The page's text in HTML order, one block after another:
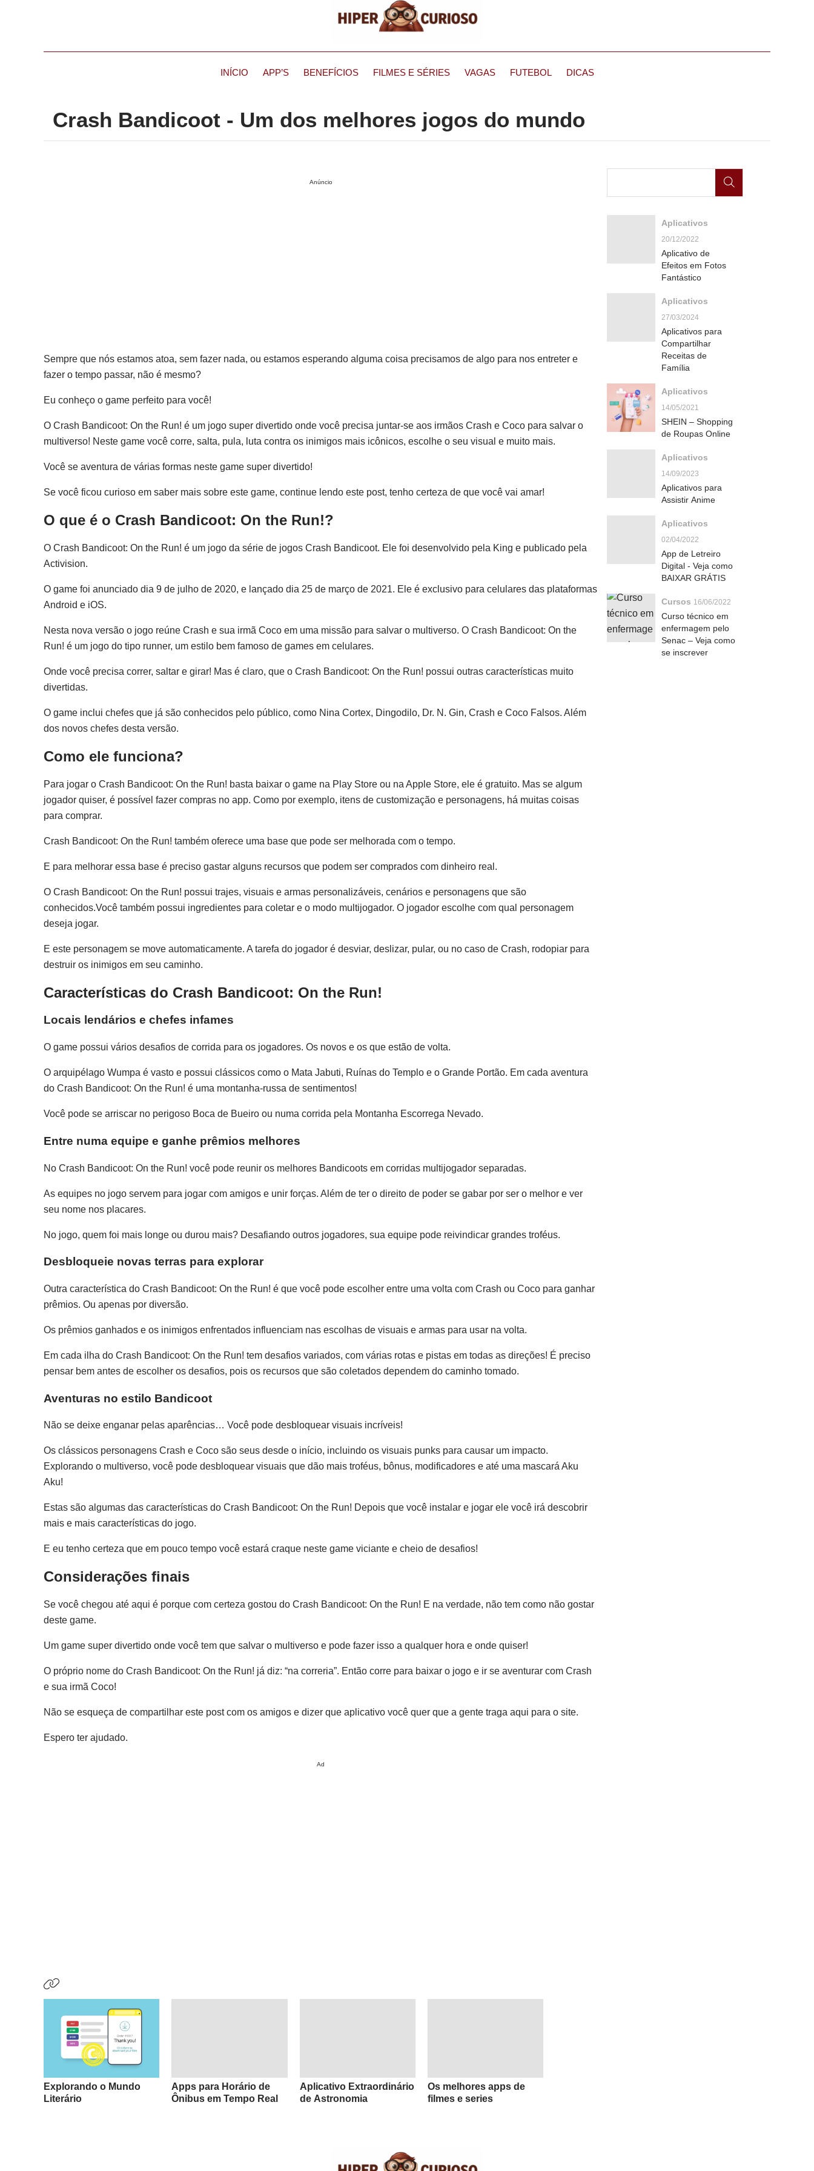
INÍCIO APP’S BENEFÍCIOS FILMES E SÉRIES VAGAS FUTEBOL DICAS
Crash Bandicoot - Um dos melhores jogos do mundo
Anúncio
Sempre que nós estamos atoa, sem fazer nada, ou estamos esperando alguma coisa precisamos de algo para nos entreter e
fazer o tempo passar, não é mesmo?
Eu conheço o game perfeito para você!
O Crash Bandicoot: On the Run! é um jogo super divertido onde você precisa juntar-se aos irmãos Crash e Coco para salvar o
multiverso! Neste game você corre, salta, pula, luta contra os inimigos mais icônicos, escolhe o seu visual e muito mais.
Você se aventura de várias formas neste game super divertido!
Se você ficou curioso em saber mais sobre este game, continue lendo este post, tenho certeza de que você vai amar!
O que é o Crash Bandicoot: On the Run!?
O Crash Bandicoot: On the Run! é um jogo da série de jogos Crash Bandicoot. Ele foi desenvolvido pela King e publicado pela
Activision.
O game foi anunciado dia 9 de julho de 2020, e lançado dia 25 de março de 2021. Ele é exclusivo para celulares das plataformas
Android e iOS.
Nesta nova versão o jogo reúne Crash e sua irmã Coco em uma missão para salvar o multiverso. O Crash Bandicoot: On the
Run! é um jogo do tipo runner, um estilo bem famoso de games em celulares.
Onde você precisa correr, saltar e girar! Mas é claro, que o Crash Bandicoot: On the Run! possui outras características muito
divertidas.
O game inclui chefes que já são conhecidos pelo público, como Nina Cortex, Dingodilo, Dr. N. Gin, Crash e Coco Falsos. Além
dos novos chefes desta versão.
Como ele funciona?
Para jogar o Crash Bandicoot: On the Run! basta baixar o game na Play Store ou na Apple Store, ele é gratuito. Mas se algum
jogador quiser, é possível fazer compras no app. Como por exemplo, itens de customização e personagens, há muitas coisas
para comprar.
Crash Bandicoot: On the Run! também oferece uma base que pode ser melhorada com o tempo.
E para melhorar essa base é preciso gastar alguns recursos que podem ser comprados com dinheiro real.
O Crash Bandicoot: On the Run! possui trajes, visuais e armas personalizáveis, cenários e personagens que são
conhecidos.Você também possui ingredientes para coletar e o modo multijogador. O jogador escolhe com qual personagem
deseja jogar.
E este personagem se move automaticamente. A tarefa do jogador é desviar, deslizar, pular, ou no caso de Crash, rodopiar para
destruir os inimigos em seu caminho.
Características do Crash Bandicoot: On the Run!
Locais lendários e chefes infames
O game possui vários desafios de corrida para os jogadores. Os novos e os que estão de volta.
O arquipélago Wumpa é vasto e possui clássicos como o Mata Jabuti, Ruínas do Templo e o Grande Portão. Em cada aventura
do Crash Bandicoot: On the Run! é uma montanha-russa de sentimentos!
Você pode se arriscar no perigoso Boca de Bueiro ou numa corrida pela Montanha Escorrega Nevado.
Entre numa equipe e ganhe prêmios melhores
No Crash Bandicoot: On the Run! você pode reunir os melhores Bandicoots em corridas multijogador separadas.
As equipes no jogo servem para jogar com amigos e unir forças. Além de ter o direito de poder se gabar por ser o melhor e ver
seu nome nos placares.
No jogo, quem foi mais longe ou durou mais? Desafiando outros jogadores, sua equipe pode reivindicar grandes troféus.
Desbloqueie novas terras para explorar
Outra característica do Crash Bandicoot: On the Run! é que você pode escolher entre uma volta com Crash ou Coco para ganhar
prêmios. Ou apenas por diversão.
Os prêmios ganhados e os inimigos enfrentados influenciam nas escolhas de visuais e armas para usar na volta.
Em cada ilha do Crash Bandicoot: On the Run! tem desafios variados, com várias rotas e pistas em todas as direções! É preciso
pensar bem antes de escolher os desafios, pois os recursos que são coletados dependem do caminho tomado.
Aventuras no estilo Bandicoot
Não se deixe enganar pelas aparências… Você pode desbloquear visuais incríveis!
Os clássicos personagens Crash e Coco são seus desde o início, incluindo os visuais punks para causar um impacto.
Explorando o multiverso, você pode desbloquear visuais que dão mais troféus, bônus, modificadores e até uma mascará Aku
Aku!
Estas são algumas das características do Crash Bandicoot: On the Run! Depois que você instalar e jogar ele você irá descobrir
mais e mais características do jogo.
E eu tenho certeza que em pouco tempo você estará craque neste game viciante e cheio de desafios!
Considerações finais
Se você chegou até aqui é porque com certeza gostou do Crash Bandicoot: On the Run! E na verdade, não tem como não gostar
deste game.
Um game super divertido onde você tem que salvar o multiverso e pode fazer isso a qualquer hora e onde quiser!
O próprio nome do Crash Bandicoot: On the Run! já diz: “na correria”. Então corre para baixar o jogo e ir se aventurar com Crash
e sua irmã Coco!
Não se esqueça de compartilhar este post com os amigos e dizer que aplicativo você quer que a gente traga aqui para o site.
Espero ter ajudado.
Ad
Explorando o Mundo
Literário
Apps para Horário de
Ônibus em Tempo Real
Aplicativo Extraordinário
de Astronomia
Os melhores apps de
filmes e series
Aplicativos
20/12/2022
Aplicativo de
Efeitos em Fotos
Fantástico
Aplicativos
27/03/2024
Aplicativos para
Compartilhar
Receitas de
Família
Aplicativos
14/05/2021
SHEIN – Shopping
de Roupas Online
Aplicativos
14/09/2023
Aplicativos para
Assistir Anime
Aplicativos
02/04/2022
App de Letreiro
Digital - Veja como
BAIXAR GRÁTIS
Cursos 16/06/2022
Curso técnico em
enfermagem pelo
Senac – Veja como
se inscrever